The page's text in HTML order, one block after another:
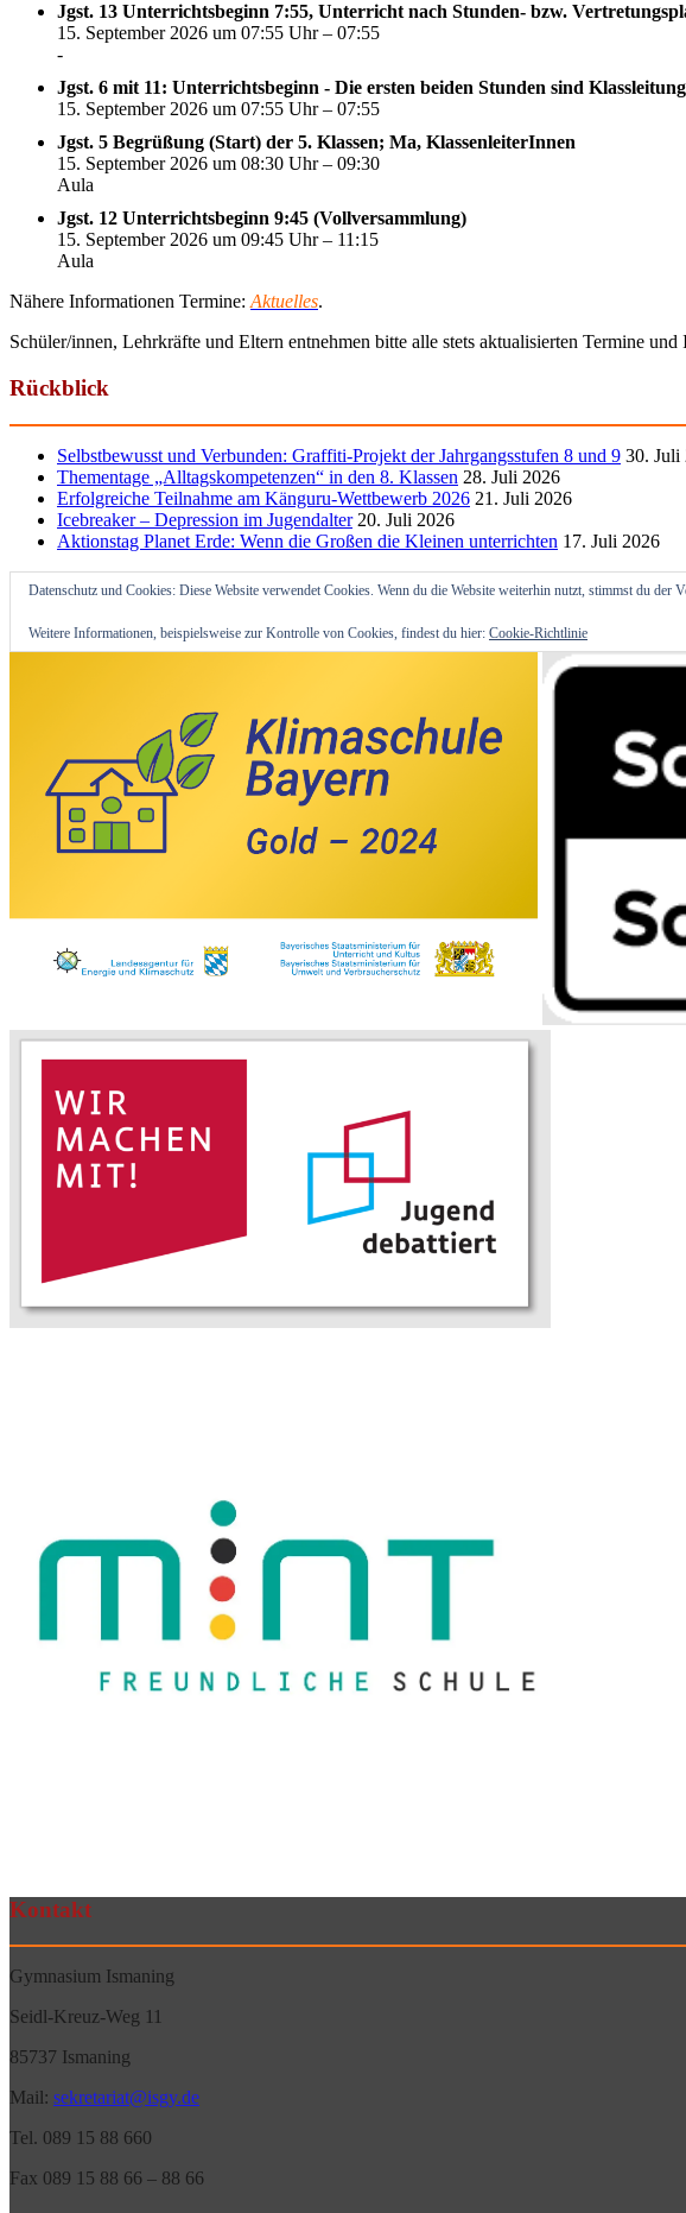
Jgst. 13 Unterrichtsbeginn 7:55, Unterricht nach Stunden- bzw.
15. September 2026 um 07:55 Uhr – 07:55
-
Jgst. 6 mit 11: Unterrichtsbeginn - Die ersten beiden Stunden sind
15. September 2026 um 07:55 Uhr – 07:55
Jgst. 5 Begrüßung (Start) der 5. Klassen; Ma, KlassenleiterInnen
15. September 2026 um 08:30 Uhr – 09:30
Aula
Jgst. 12 Unterrichtsbeginn 9:45 (Vollversammlung)
15. September 2026 um 09:45 Uhr – 11:15
Aula
Nähere Informationen Termine: Aktuelles.
Schüler/innen, Lehrkräfte und Eltern entnehmen bitte alle stets aktualisierten Termine und
Rückblick
Selbstbewusst und Verbunden: Graffiti-Projekt der Jahrgangsstufen 8 und 9 30. Juli
Thementage „Alltagskompetenzen“ in den 8. Klassen 28. Juli 2026
Erfolgreiche Teilnahme am Känguru-Wettbewerb 2026 21. Juli 2026
Icebreaker – Depression im Jugendalter 20. Juli 2026
Aktionstag Planet Erde: Wenn die Großen die Kleinen unterrichten 17. Juli 2026
Datenschutz und Cookies: Diese Website verwendet Cookies. Wenn du die Website weiterhin nutzt, stimmst du der
Weitere Informationen, beispielsweise zur Kontrolle von Cookies, findest du hier: Cookie-Richtlinie
Kontakt
Gymnasium Ismaning
Seidl-Kreuz-Weg 11
85737 Ismaning
Mail: sekretariat@isgy.de
Tel. 089 15 88 660
Fax 089 15 88 66 – 88 66